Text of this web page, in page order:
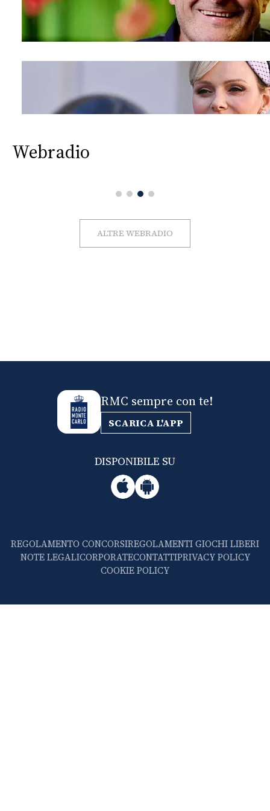
Webradio
ALTRE WEBRADIO
RMC sempre con te!
SCARICA L'APP
DISPONIBILE SU
REGOLAMENTO CONCORSIREGOLAMENTI GIOCHI LIBERI
NOTE LEGALICORPORATECONTATTIPRIVACY POLICY
COOKIE POLICY